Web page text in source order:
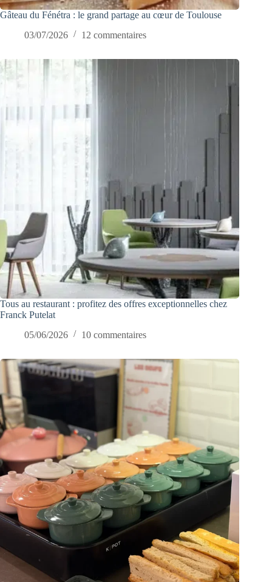
Gâteau du Fénétra : le grand partage au cœur de Toulouse
03/07/2026
12 commentaires
Tous au restaurant : profitez des offres exceptionnelles chez
Franck Putelat
05/06/2026
10 commentaires